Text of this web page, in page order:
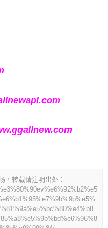
，转载请注明出处：